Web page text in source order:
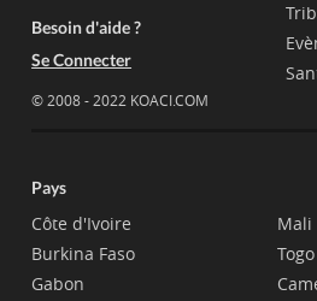
Besoin d'aide ?
Se Connecter
© 2008 - 2022 KOACI.COM
Pays
Côte d'Ivoire
Burkina Faso
Gabon
Mali
Togo